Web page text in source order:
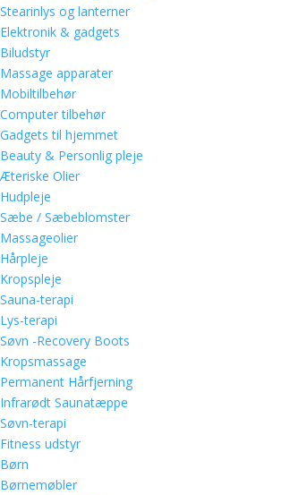
Stearinlys og lanterner
Elektronik & gadgets
Biludstyr
Massage apparater
Mobiltilbehør
Computer tilbehør
Gadgets til hjemmet
Beauty & Personlig pleje
Æteriske Olier
Hudpleje
Sæbe / Sæbeblomster
Massageolier
Hårpleje
Kropspleje
Sauna-terapi
Lys-terapi
Søvn -Recovery Boots
Kropsmassage
Permanent Hårfjerning
Infrarødt Saunatæppe
Søvn-terapi
Fitness udstyr
Børn
Børnemøbler